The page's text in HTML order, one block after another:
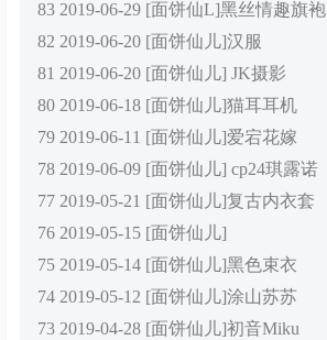
83 2019-06-29 [面饼仙L]黑丝情趣旗袍
82 2019-06-20 [面饼仙儿]汉服
81 2019-06-20 [面饼仙儿] JK摄影
80 2019-06-18 [面饼仙儿]猫耳耳机
79 2019-06-11 [面饼仙儿]爱宕花嫁
78 2019-06-09 [面饼仙儿] cp24琪露诺
77 2019-05-21 [面饼仙儿]复古内衣套
76 2019-05-15 [面饼仙儿]
75 2019-05-14 [面饼仙儿]黑色束衣
74 2019-05-12 [面饼仙儿]涂山苏苏
73 2019-04-28 [面饼仙儿]初音Miku